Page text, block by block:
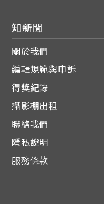
知新聞
關於我們
編輯規範與申訴
得獎紀錄
攝影棚出租
聯絡我們
隱私說明
服務條款